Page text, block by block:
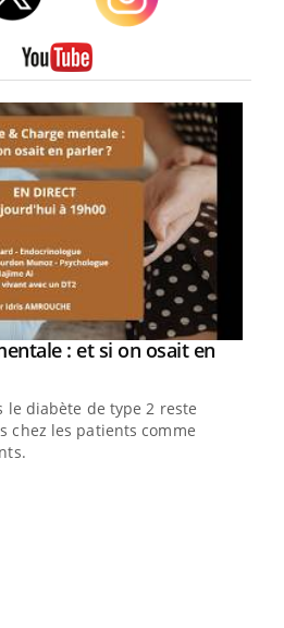
: et si on osait en
le diabète de type 2 reste
chez les patients comme